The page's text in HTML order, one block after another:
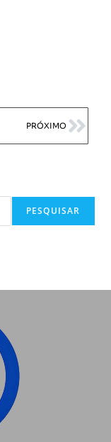
PRÓXIMO
PESQUISAR